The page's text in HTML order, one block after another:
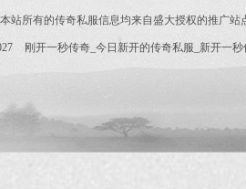
站所有的传奇私服信息均来自盛大授权的推广
刚开一秒传奇_今日新开的传奇私服_新开一